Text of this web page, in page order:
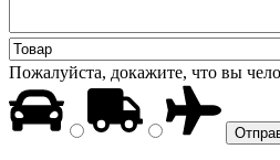
Пожалуйста, докажите, что вы